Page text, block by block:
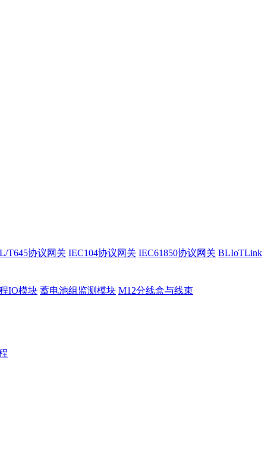
T645协议网关 IEC104协议网关 IEC61850协议网关 BLIoTLink
IO模块 蓄电池组监测模块 M12分线盒与线束